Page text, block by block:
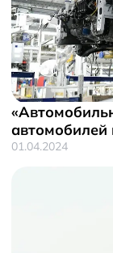
автомобилей
01.04.2024